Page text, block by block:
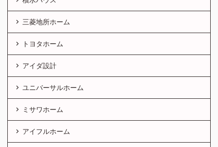
三菱地所ホーム
トヨタホーム
アイダ設計
ユニバーサルホーム
ミサワホーム
アイフルホーム